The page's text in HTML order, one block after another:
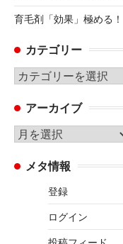
育毛剤「効果」極める！
カテゴリー
カ
ゴ
リ
ー
アーカイブ
ア
カ メタ情報
登録
ログイン